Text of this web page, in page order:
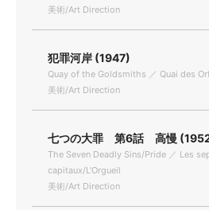
美術/Art Direction
犯罪河岸 (1947)
Quay of the Goldsmiths ／ Quai des
美術/Art Direction
七つの大罪 第6話 高慢
The Seven Deadly Sins/Pride ／ Les
capitaux/L'Orgueil
美術/Art Direction